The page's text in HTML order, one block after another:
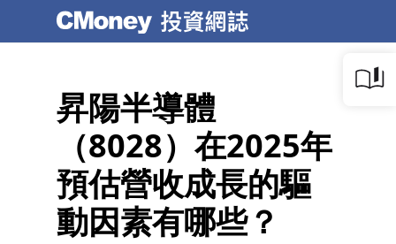
昇陽半導體
（8028）在2025年
預估營收成長的驅
動因素有哪些？